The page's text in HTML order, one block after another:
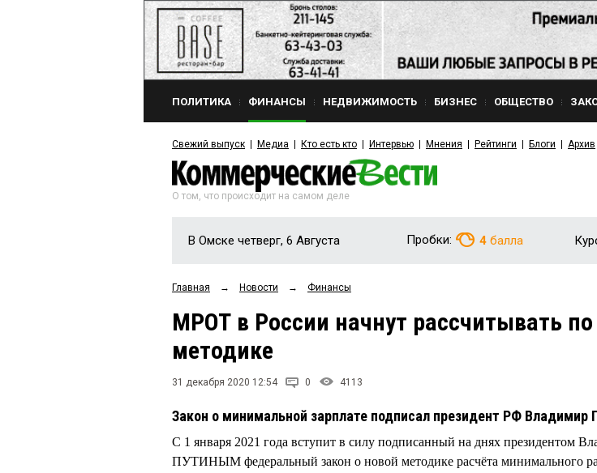
ПОЛИТИКА ФИНАНСЫ НЕДВИЖИМОСТЬ БИЗНЕС ОБЩЕСТВО
Свежий выпуск Медиа Кто есть кто Интервью Мнения Рейтинги Блоги Архив
О том, что происходит на самом деле
В Омске четверг, 6 Августа Пробки: 4 балла
Главная → Новости → Финансы
МРОТ в России начнут рассчитывать
методике
31 декабря 2020 12:54 0 4113
Закон о минимальной зарплате подписал президент РФ Владимир
С 1 января 2021 года вступит в силу подписанный на днях президентом
ПУТИНЫМ федеральный закон о новой методике расчёта минимального